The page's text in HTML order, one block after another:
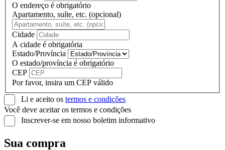
O endereço é obrigatório
Apartamento, suíte, etc. (opcional)
Cidade
A cidade é obrigatória
Estado/Província
O estado/província é obrigatório
CEP
Por favor, insira um CEP válido
Li e aceito os termos e condições
Você deve aceitar os termos e condições
Inscrever-se em nosso boletim informativo
Sua compra